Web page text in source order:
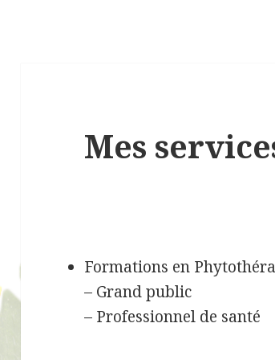
Mes
Formations en
– Grand public
– Professionnel de santé